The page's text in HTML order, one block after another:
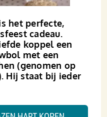
het perfecte,
cadeau.
koppel een
met een
(geno­men op
Hij staat bij ieder